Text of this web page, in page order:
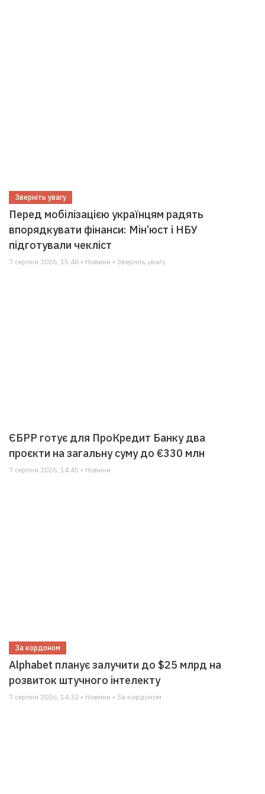
Зверніть увагу
Перед мобілізацією українцям радять
впорядкувати фінанси: Мін’юст і НБУ
підготували чекліст
7 серпня 2026, 15:46 • Новини • Зверніть увагу
ЄБРР готує для ПроКредит Банку два
проєкти на загальну суму до €330 млн
7 серпня 2026, 14:45 • Новини
За кордоном
Alphabet планує залучити до $25 млрд на
розвиток штучного інтелекту
7 серпня 2026, 14:32 • Новини • За кордоном